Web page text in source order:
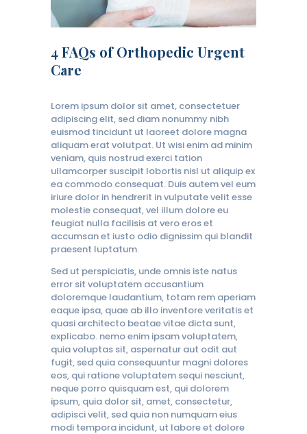
4 FAQs of Orthopedic Urgent
Care
Lorem ipsum dolor sit amet, consectetuer
adipiscing elit, sed diam nonummy nibh
euismod tincidunt ut laoreet dolore magna
aliquam erat volutpat. Ut wisi enim ad minim
veniam, quis nostrud exerci tation
ullamcorper suscipit lobortis nisl ut aliquip ex
ea commodo consequat. Duis autem vel eum
iriure dolor in hendrerit in vulputate velit esse
molestie consequat, vel illum dolore eu
feugiat nulla facilisis at vero eros et
accumsan et iusto odio dignissim qui blandit
praesent luptatum.
Sed ut perspiciatis, unde omnis iste natus
error sit voluptatem accusantium
doloremque laudantium, totam rem aperiam
eaque ipsa, quae ab illo inventore veritatis et
quasi architecto beatae vitae dicta sunt,
explicabo. nemo enim ipsam voluptatem,
quia voluptas sit, aspernatur aut odit aut
fugit, sed quia consequuntur magni dolores
eos, qui ratione voluptatem sequi nesciunt,
neque porro quisquam est, qui dolorem
ipsum, quia dolor sit, amet, consectetur,
adipisci velit, sed quia non numquam eius
modi tempora incidunt, ut labore et dolore